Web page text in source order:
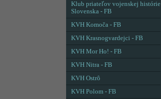
Klub priateľov vojenskej histórie
Slovenska - FB
KVH Komoča - FB
KVH Krasnogvardejci - FB
KVH Mor Ho! - FB
KVH Nitra - FB
KVH Ostrô
KVH Polom - FB